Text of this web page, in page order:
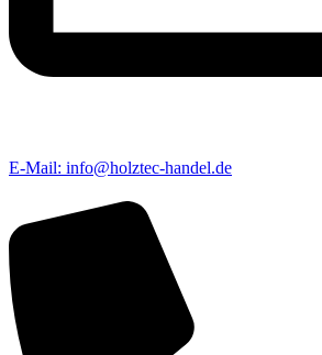
E-Mail: info@holztec-handel.de